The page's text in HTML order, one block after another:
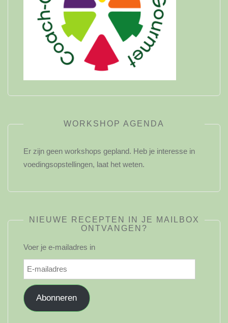
WORKSHOP AGENDA
Er zijn geen workshops gepland. Heb je interesse in
voedingsopstellingen, laat het weten.
NIEUWE RECEPTEN IN JE MAILBOX
ONTVANGEN?
Voer je e-mailadres in
E-
mailadres
Abonneren